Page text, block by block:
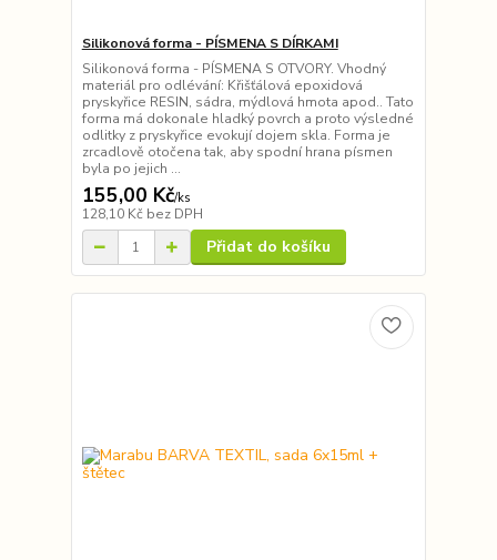
Silikonová forma - PÍSMENA S DÍRKAMI
Silikonová forma - PÍSMENA S OTVORY. Vhodný
materiál pro odlévání: Křišťálová epoxidová
pryskyřice RESIN, sádra, mýdlová hmota apod.. Tato
forma má dokonale hladký povrch a proto výsledné
odlitky z pryskyřice evokují dojem skla. Forma je
zrcadlově otočena tak, aby spodní hrana písmen
byla po jejich ...
155,00 Kč/ks
128,10 Kč bez DPH
Přidat do košíku